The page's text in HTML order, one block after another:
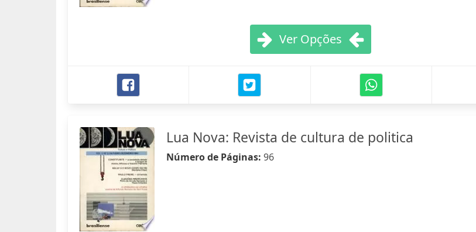
Ver Opções
Lua Nova: Revista de cultura de politica
Número de Páginas: 96